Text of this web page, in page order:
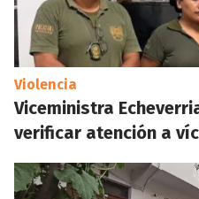
Violencia
Viceministra
verificar atención a